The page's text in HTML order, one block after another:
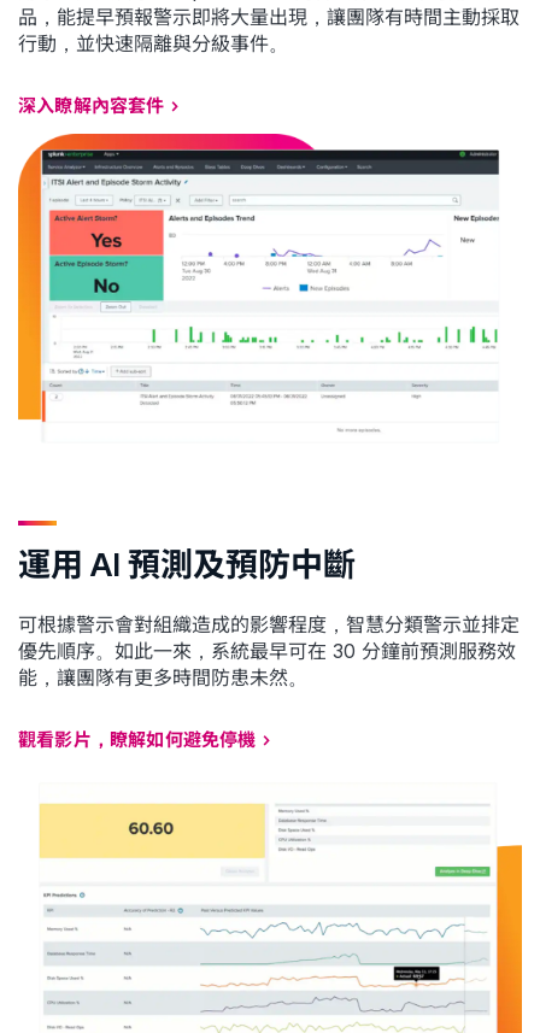
品，能提早預報警示即將大量出現，讓團隊有時間主動採取
行動，並快速隔離與分級事件。
深入瞭解內容套件
運用 AI 預測及預防中斷
可根據警示會對組織造成的影響程度，智慧分類警示並排定
優先順序。如此一來，系統最早可在 30 分鐘前預測服務效
能，讓團隊有更多時間防患未然。
觀看影片，瞭解如何避免停機